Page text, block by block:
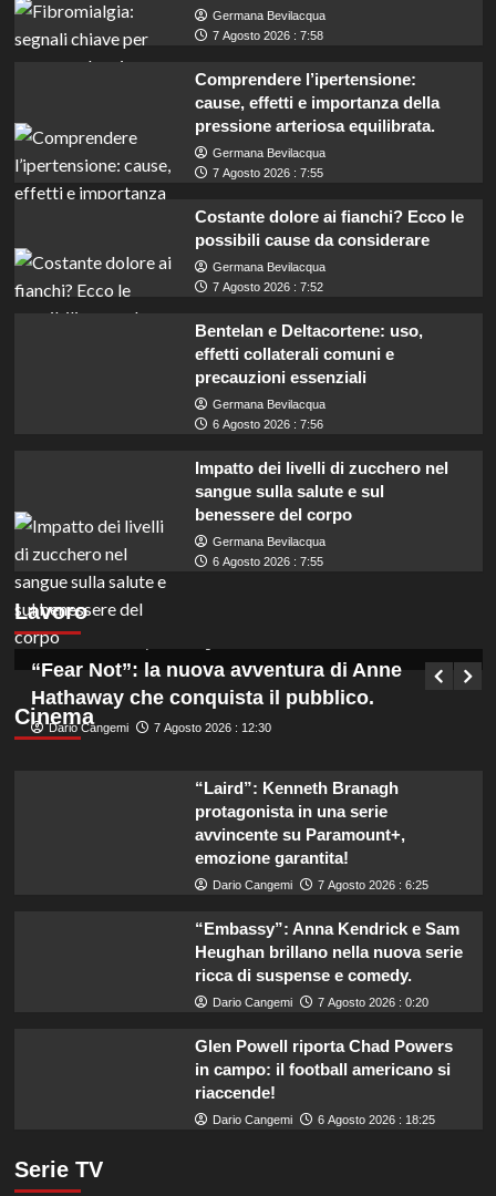
Germana Bevilacqua
7 Agosto 2026 : 7:58
Comprendere l’ipertensione:
cause, effetti e importanza della
pressione arteriosa equilibrata.
Germana Bevilacqua
7 Agosto 2026 : 7:55
Costante dolore ai fianchi? Ecco le
possibili cause da considerare
Germana Bevilacqua
7 Agosto 2026 : 7:52
Bentelan e Deltacortene: uso,
effetti collaterali comuni e
precauzioni essenziali
Germana Bevilacqua
6 Agosto 2026 : 7:56
Impatto dei livelli di zucchero nel
sangue sulla salute e sul
benessere del corpo
Germana Bevilacqua
6 Agosto 2026 : 7:55
Lavoro
Coadiutori amministrativi cercasi in Calabria:
assunzioni con licenza media presso ASP
Vibo Valentia.
Germana Bevilacqua
Cinema
“Fear Not”: la nuova avventura di Anne
Hathaway che conquista il pubblico.
Dario Cangemi 7 Agosto 2026 : 12:30
“Laird”: Kenneth Branagh
protagonista in una serie
avvincente su Paramount+,
emozione garantita!
Dario Cangemi 7 Agosto 2026 : 6:25
“Embassy”: Anna Kendrick e Sam
Heughan brillano nella nuova serie
ricca di suspense e comedy.
Dario Cangemi 7 Agosto 2026 : 0:20
Glen Powell riporta Chad Powers
in campo: il football americano si
riaccende!
Dario Cangemi 6 Agosto 2026 : 18:25
Serie TV